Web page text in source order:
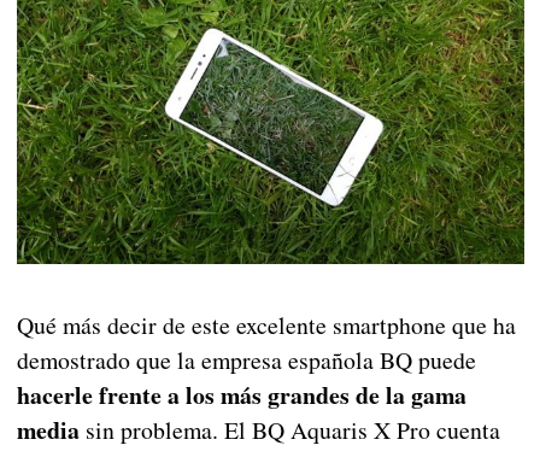
Qué más decir de este excelente smartphone que ha
demostrado que la empresa española BQ puede
hacerle frente a los más grandes de la gama
mediasin problema. El BQ Aquaris X Pro cuenta